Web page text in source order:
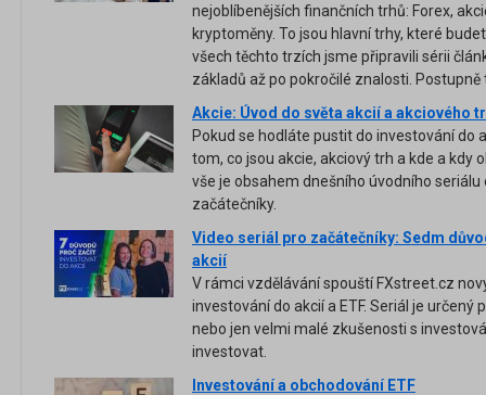
nejoblíbenějších finančních trhů: Forex,
kryptoměny. To jsou hlavní trhy, které
všech těchto trzích jsme připravili sérii
základů až po pokročilé znalosti.
Akcie: Úvod do světa akcií a akciového
Pokud se hodláte pustit do investování do
tom, co jsou akcie, akciový trh a kde a kdy
vše je obsahem dnešního úvodního seriálu
začátečníky.
Video seriál pro začátečníky: Sedm
akcií
V rámci vzdělávání spouští FXstreet.cz
investování do akcií a ETF. Seriál je určený
nebo jen velmi malé zkušenosti s
investovat.
Investování a obchodování ETF